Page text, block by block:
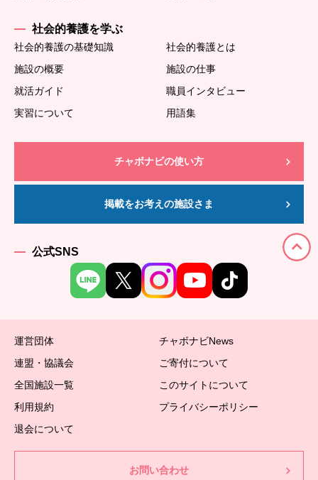
社会的養護を学ぶ
社会的養護の基礎知識
社会的養護とは
施設の概要
施設の仕事
就活ガイド
職員インタビュー
実習について
用語集
チャボナビの使い方
掲載をお考えの施設さま
公式SNS
運営団体
チャボナビNews
連盟・協議会
ご寄付について
全国施設一覧
このサイトについて
利用規約
プライバシーポリシー
退会について
お問い合わせ